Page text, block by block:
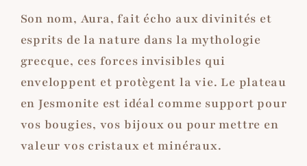
Son nom, Aura, fait écho aux divinités et
esprits de la nature dans la mythologie
grecque, ces forces invisibles qui
enveloppent et protègent la vie. Le plateau
en Jesmonite est idéal comme support pour
vos bougies, vos bijoux ou pour mettre en
valeur vos cristaux et minéraux.